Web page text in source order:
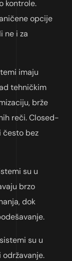
kontrole.
opcije
ne i za
imaju
tehničkim
brže
reči. Closed-
često bez
su u
brzo
dok
su u